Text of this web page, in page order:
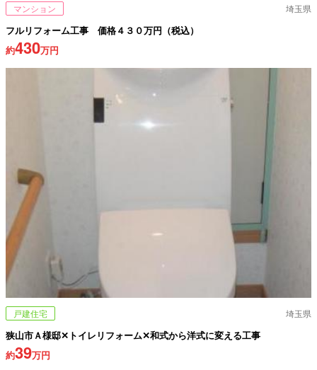
マンション 埼玉県
フルリフォーム工事 価格４３０万円（税込）
約430万円
戸建住宅 埼玉県
狭山市Ａ様邸✕トイレリフォーム✕和式から洋式に変える工事
約39万円